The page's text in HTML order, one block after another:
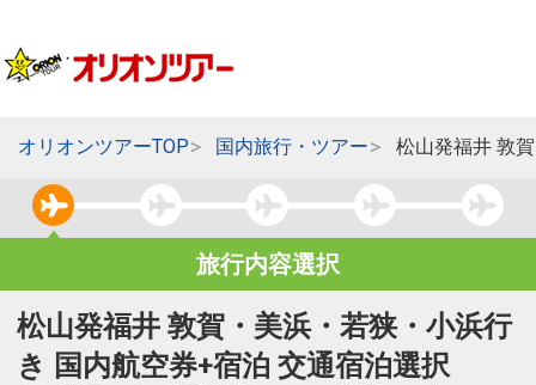
オリオンツアーTOP 国内旅行・ツアー 松山発福井 敦
旅行内容選択
松山発福井 敦賀・美浜・若狭・小浜行
き 国内航空券+宿泊 交通宿泊選択